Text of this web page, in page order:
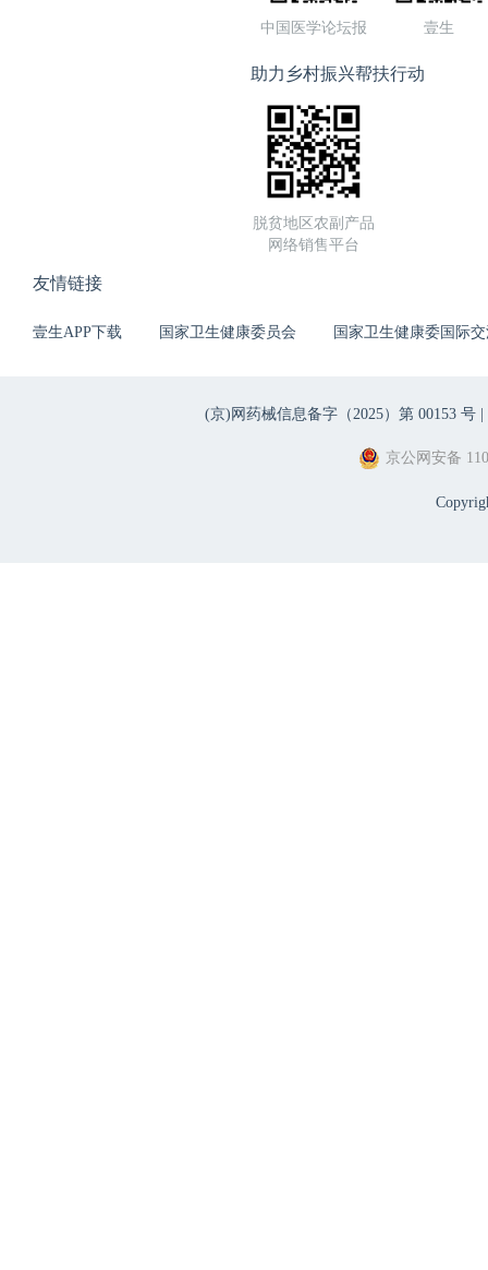
中国医学论坛报 壹生
助力乡村振兴帮扶行动
脱贫地区农副产品
网络销售平台
友情链接
壹生APP下载 国家卫生健康委员会 国家卫生健康委国际
(京)网药械信息备字（2025）第 00153 号 |
京公网安备